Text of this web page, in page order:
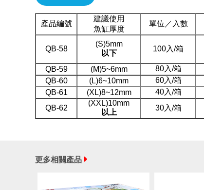
產品編號
建議使用
魚缸厚度
單位／入數
QB-58
(S)5mm
以下
100入/箱
QB-59 (M)5~6mm 80入/箱
QB-60
(L)6~10mm 60入/箱
QB-61
(XL)8~12mm 40入/箱
QB-62
(XXL)10mm
以上
30入/箱
更多相關產品